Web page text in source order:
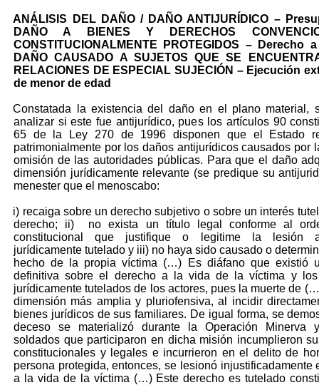
ANÁLISIS DEL DAÑO / DAÑO ANTIJURÍDICO –
DAÑO A BIENES Y DERECHOS
CONSTITUCIONALMENTE PROTEGIDOS – Derecho
DAÑO CAUSADO A SUJETOS QUE SE
RELACIONES DE ESPECIAL SUJECIÓN – Ejecución
de menor de edad
Constatada la existencia del daño en el plano material,
analizar si este fue antijurídico, pues los artículos 90
65 de la Ley 270 de 1996 disponen que el Estado
patrimonialmente por los daños antijurídicos causados por
omisión de las autoridades públicas. Para que el daño
dimensión jurídicamente relevante (se predique su
menester que el menoscabo:
i) recaiga sobre un derecho subjetivo o sobre un interés
derecho; ii) no exista un título legal conforme al
constitucional que justifique o legitime la lesión
jurídicamente tutelado y iii) no haya sido causado o
hecho de la propia víctima (…) Es diáfano que existió
definitiva sobre el derecho a la vida de la víctima y los
jurídicamente tutelados de los actores, pues la muerte de
dimensión más amplia y pluriofensiva, al incidir
bienes jurídicos de sus familiares. De igual forma, se
deceso se materializó durante la Operación Minerva
soldados que participaron en dicha misión incumplieron
constitucionales y legales e incurrieron en el delito de
persona protegida, entonces, se lesionó injustificadamente
a la vida de la víctima (…) Este derecho es tutelado